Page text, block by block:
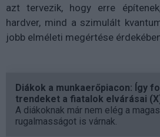
azt tervezik, hogy erre
hardver, mind a szimulált
jobb elméleti megértése
Diákok a munkaerőpiacon: Így
trendeket a fiatalok elvárásai
A diákoknak már nem elég a
rugalmasságot is várnak.